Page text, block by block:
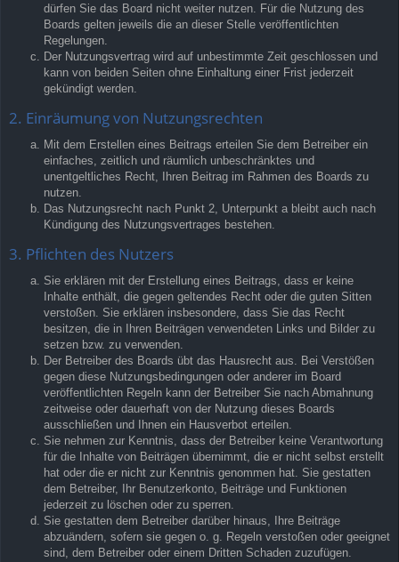
dürfen Sie das Board nicht weiter nutzen. Für die Nutzung des
Boards gelten jeweils die an dieser Stelle veröffentlichten
Regelungen.
Der Nutzungsvertrag wird auf unbestimmte Zeit geschlossen und
kann von beiden Seiten ohne Einhaltung einer Frist jederzeit
gekündigt werden.
2. Einräumung von Nutzungsrechten
Mit dem Erstellen eines Beitrags erteilen Sie dem Betreiber ein
einfaches, zeitlich und räumlich unbeschränktes und
unentgeltliches Recht, Ihren Beitrag im Rahmen des Boards zu
nutzen.
Das Nutzungsrecht nach Punkt 2, Unterpunkt a bleibt auch nach
Kündigung des Nutzungsvertrages bestehen.
3. Pflichten des Nutzers
Sie erklären mit der Erstellung eines Beitrags, dass er keine
Inhalte enthält, die gegen geltendes Recht oder die guten Sitten
verstoßen. Sie erklären insbesondere, dass Sie das Recht
besitzen, die in Ihren Beiträgen verwendeten Links und Bilder zu
setzen bzw. zu verwenden.
Der Betreiber des Boards übt das Hausrecht aus. Bei Verstößen
gegen diese Nutzungsbedingungen oder anderer im Board
veröffentlichten Regeln kann der Betreiber Sie nach Abmahnung
zeitweise oder dauerhaft von der Nutzung dieses Boards
ausschließen und Ihnen ein Hausverbot erteilen.
Sie nehmen zur Kenntnis, dass der Betreiber keine Verantwortung
für die Inhalte von Beiträgen übernimmt, die er nicht selbst erstellt
hat oder die er nicht zur Kenntnis genommen hat. Sie gestatten
dem Betreiber, Ihr Benutzerkonto, Beiträge und Funktionen
jederzeit zu löschen oder zu sperren.
Sie gestatten dem Betreiber darüber hinaus, Ihre Beiträge
abzuändern, sofern sie gegen o. g. Regeln verstoßen oder geeignet
sind, dem Betreiber oder einem Dritten Schaden zuzufügen.